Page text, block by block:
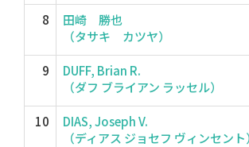
8
田崎 勝也
（タサキ カツヤ）
9
DUFF, Brian R.
（ダフ ブライアン ラッセル）
10
DIAS, Joseph V.
（ディアス ジョセフ ヴィンセント）